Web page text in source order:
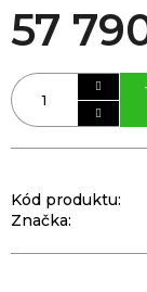
57
Kód produktu:
Značka: